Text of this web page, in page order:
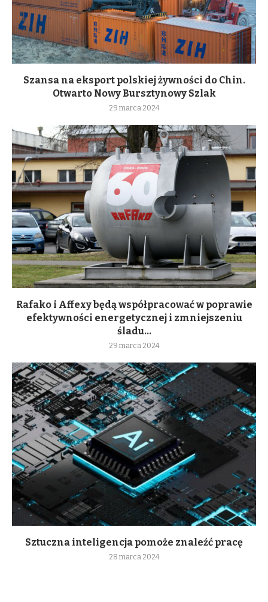
Szansa na eksport polskiej żywności do Chin.
Otwarto Nowy Bursztynowy Szlak
29 marca 2024
Rafako i Affexy będą współpracować w poprawie
efektywności energetycznej i zmniejszeniu
śladu...
29 marca 2024
Sztuczna inteligencja pomoże znaleźć pracę
28 marca 2024